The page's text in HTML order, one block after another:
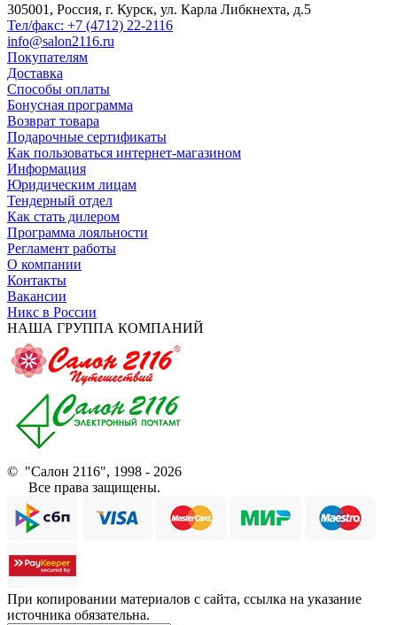
305001, Россия, г. Курск, ул. Карла Либкнехта, д.5
Тел/факс: +7 (4712) 22-2116
info@salon2116.ru
Покупателям
Доставка
Способы оплаты
Бонусная программа
Возврат товара
Подарочные сертификаты
Как пользоваться интернет-магазином
Информация
Юридическим лицам
Тендерный отдел
Как стать дилером
Программа лояльности
Регламент работы
О компании
Контакты
Вакансии
Никс в России
НАША ГРУППА КОМПАНИЙ
© "Салон 2116", 1998 - 2026
Все права защищены.
При копировании материалов с сайта, ссылка на указание
источника обязательна.